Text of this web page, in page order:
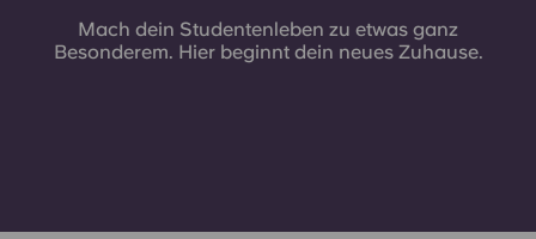
Mach dein Studentenleben zu etwas ganz
Besonderem. Hier beginnt dein neues Zuhause.